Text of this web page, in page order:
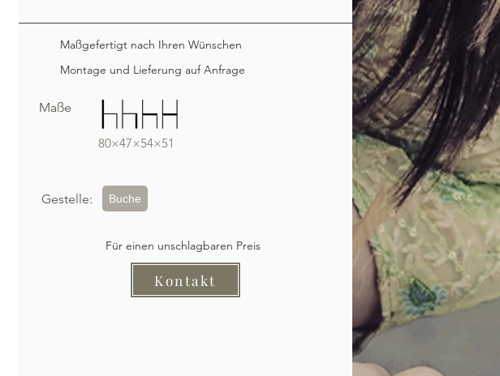
Maßgefertigt nach Ihren Wünschen
Montage und Lieferung auf Anfrage
Maße
80×47×54×51
Gestelle: Buche
Für einen unschlagbaren Preis
Kontakt